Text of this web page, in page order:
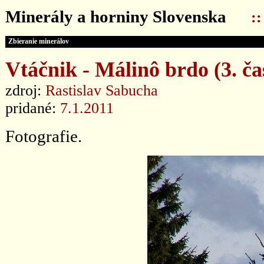
Minerály a horniny Slovenska ::
Zbieranie minerálov
Vtáčnik - Málinô brdo (3.
zdroj: Rastislav Sabucha
pridané: 7.1.2011
Fotografie.